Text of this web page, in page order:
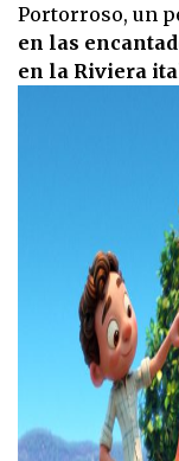
Portorroso, un
en las
en la Riviera